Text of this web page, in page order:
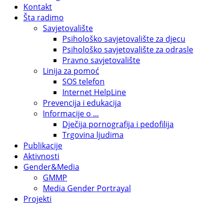
Kontakt
Šta radimo
Savjetovalište
Psihološko savjetovalište za djecu
Psihološko savjetovalište za odrasle
Pravno savjetovalište
Linija za pomoć
SOS telefon
Internet HelpLine
Prevencija i edukacija
Informacije o ...
Dječija pornografija i pedofilija
Trgovina ljudima
Publikacije
Aktivnosti
Gender&Media
GMMP
Media Gender Portrayal
Projekti